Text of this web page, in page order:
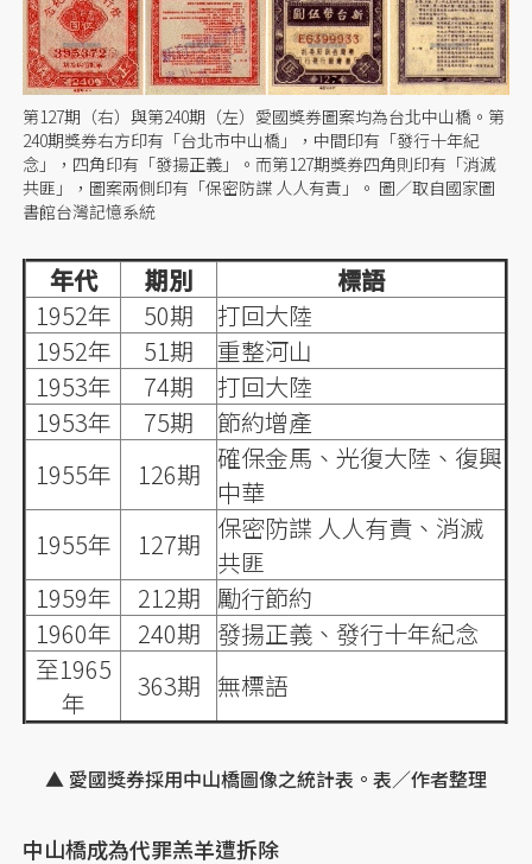
第127期（右）與第240期（左）愛國獎券圖案均為台北中山橋。第
240期獎券右方印有「台北市中山橋」，中間印有「發行十年紀
念」，四角印有「發揚正義」。而第127期獎券四角則印有「消滅
共匪」，圖案兩側印有「保密防諜 人人有責」。 圖／取自國家圖
書館台灣記憶系統
年代 期別
標語
1952年
50期
打回大陸
1952年
51期
重整河山
1953年
74期
打回大陸
1953年
75期
節約增產
1955年
126期 確保金馬、光復大陸、復興
中華
1955年
127期 保密防諜 人人有責、消滅
共匪
1959年
212期 勵行節約
1960年
240期 發揚正義、發行十年紀念
至1965
年
363期 無標語
▲ 愛國獎券採用中山橋圖像之統計表。表／作者整理
中山橋成為代罪羔羊遭拆除